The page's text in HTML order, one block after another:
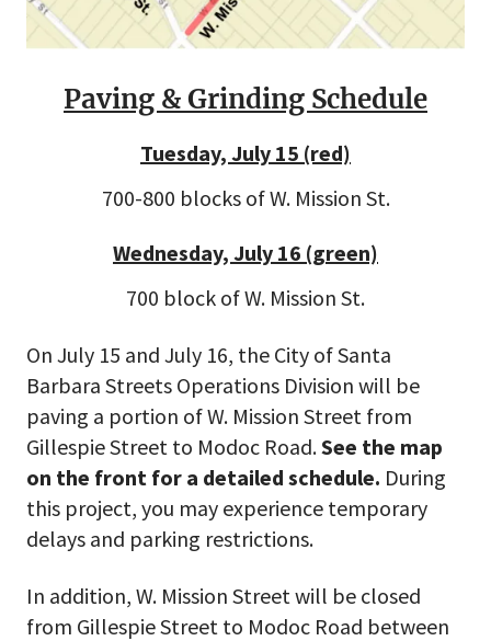
Paving & Grinding Schedule
Tuesday, July 15 (red)
700-800 blocks of W. Mission St.
Wednesday, July 16 (green)
700 block of W. Mission St.
On July 15 and July 16, the City of Santa
Barbara Streets Operations Division will be
paving a portion of W. Mission Street from
Gillespie Street to Modoc Road.See the map
on the front for a detailed schedule. During
this project, you may experience temporary
delays and parking restrictions.
In addition, W. Mission Street will be closed
from Gillespie Street to Modoc Road between